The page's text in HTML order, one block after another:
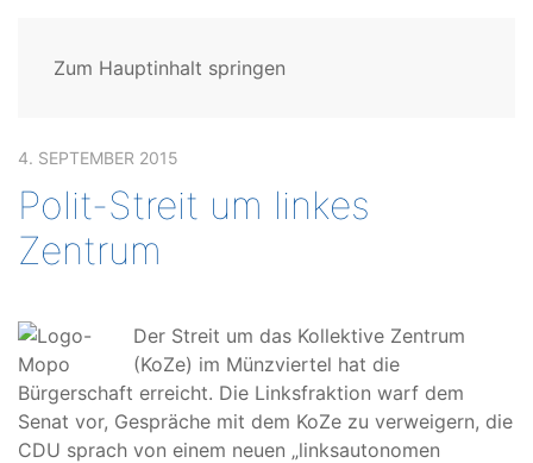
Zum Hauptinhalt springen
4. SEPTEMBER 2015
Polit-Streit um linkes
Zentrum
Der Streit um das Kollektive Zentrum
(KoZe) im Münzviertel hat die
Bürgerschaft erreicht. Die Linksfraktion warf dem
Senat vor, Gespräche mit dem KoZe zu verweigern, die
CDU sprach von einem neuen „linksautonomen